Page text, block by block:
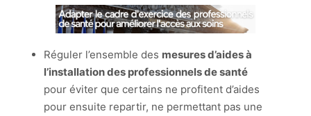
Réguler l’ensemble des mesures d’aides à
l’installation des professionnels de santé
pour éviter que certains ne profitent d’aides
pour ensuite repartir, ne permettant pas une